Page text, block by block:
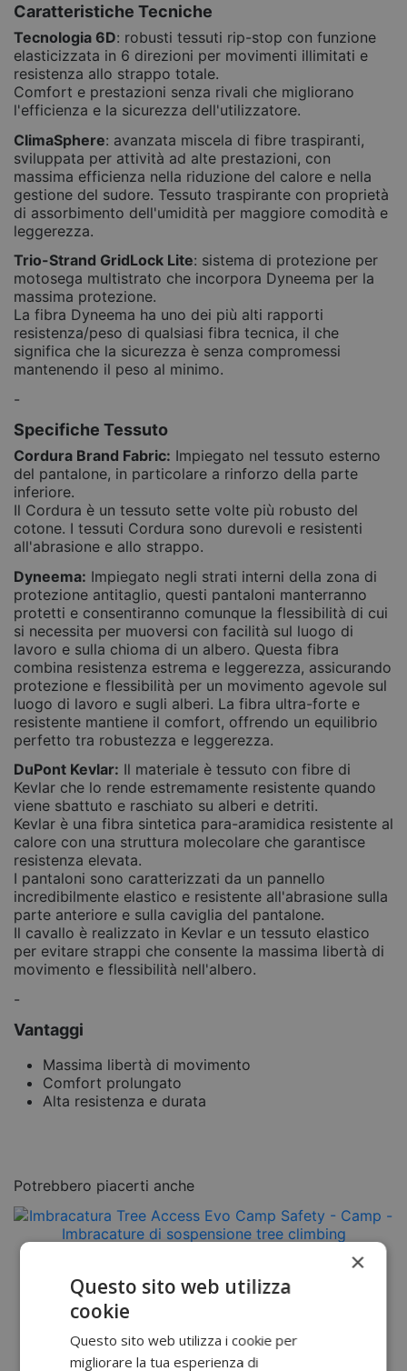
Caratteristiche Tecniche
Tecnologia 6D: robusti tessuti rip-stop con funzione
elasticizzata in 6 direzioni per movimenti illimitati e
resistenza allo strappo totale.
Comfort e prestazioni senza rivali che migliorano
l'efficienza e la sicurezza dell'utilizzatore.
ClimaSphere: avanzata miscela di fibre traspiranti,
sviluppata per attività ad alte prestazioni, con
massima efficienza nella riduzione del calore e nella
gestione del sudore. Tessuto traspirante con proprietà
di assorbimento dell'umidità per maggiore comodità e
leggerezza.
Trio-Strand GridLock Lite: sistema di protezione per
motosega multistrato che incorpora Dyneema per la
massima protezione.
La fibra Dyneema ha uno dei più alti rapporti
resistenza/peso di qualsiasi fibra tecnica, il che
significa che la sicurezza è senza compromessi
mantenendo il peso al minimo.
-
Specifiche Tessuto
Cordura Brand Fabric: Impiegato nel tessuto esterno
del pantalone, in particolare a rinforzo della parte
inferiore.
Il Cordura è un tessuto sette volte più robusto del
cotone. I tessuti Cordura sono durevoli e resistenti
all'abrasione e allo strappo.
Dyneema: Impiegato negli strati interni della zona di
protezione antitaglio, questi pantaloni manterranno
protetti e consentiranno comunque la flessibilità di cui
si necessita per muoversi con facilità sul luogo di
lavoro e sulla chioma di un albero. Questa fibra
combina resistenza estrema e leggerezza, assicurando
protezione e flessibilità per un movimento agevole sul
luogo di lavoro e sugli alberi. La fibra ultra-forte e
resistente mantiene il comfort, offrendo un equilibrio
perfetto tra robustezza e leggerezza.
DuPont Kevlar: Il materiale è tessuto con fibre di
Kevlar che lo rende estremamente resistente quando
viene sbattuto e raschiato su alberi e detriti.
Kevlar è una fibra sintetica para-aramidica resistente al
calore con una struttura molecolare che garantisce
resistenza elevata.
I pantaloni sono caratterizzati da un pannello
incredibilmente elastico e resistente all'abrasione sulla
parte anteriore e sulla caviglia del pantalone.
Il cavallo è realizzato in Kevlar e un tessuto elastico
per evitare strappi che consente la massima libertà di
movimento e flessibilità nell'albero.
-
Vantaggi
Massima libertà di movimento
Comfort prolungato
Alta resistenza e durata
Potrebbero piacerti anche
×
Questo sito web utilizza
cookie
Questo sito web utilizza i cookie per
migliorare la tua esperienza di